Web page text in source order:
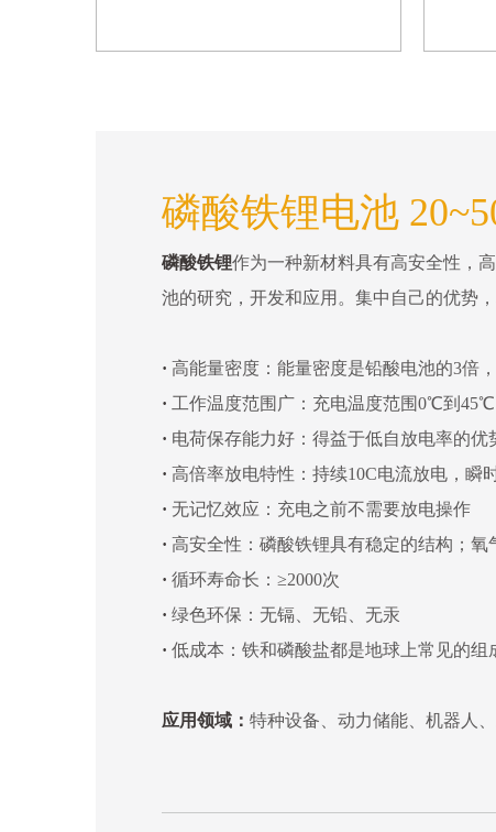
磷酸铁锂电池
磷酸铁锂作为一种新材料具有高安全性，
池的研究，开发和应用。集中自己的优势
· 高能量密度：能量密度是铅酸电池的3倍
· 工作温度范围广：充电温度范围0℃到
· 电荷保存能力好：得益于低自放电率的优
· 高倍率放电特性：持续10C电流放电，瞬
· 无记忆效应：充电之前不需要放电操作
· 高安全性：磷酸铁锂具有稳定的结构；
· 循环寿命长：≥2000次
· 绿色环保：无镉、无铅、无汞
· 低成本：铁和磷酸盐都是地球上常见的组
应用领域： 特种设备、动力储能、机器人